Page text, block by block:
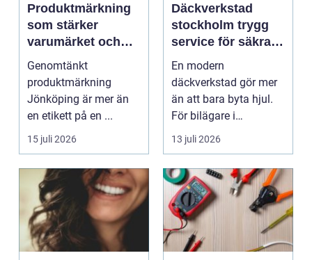
Produktmärkning
som stärker
varumärket och
förenklar vardagen
Genomtänkt
produktmärkning
Jönköping är mer än
en etikett på en ...
15 juli 2026
Däckverkstad
stockholm trygg
service för säkra
mil året runt
En modern
däckverkstad gör mer
än att bara byta hjul.
För bilägare i
Stockholm handlar
valet av däck...
13 juli 2026